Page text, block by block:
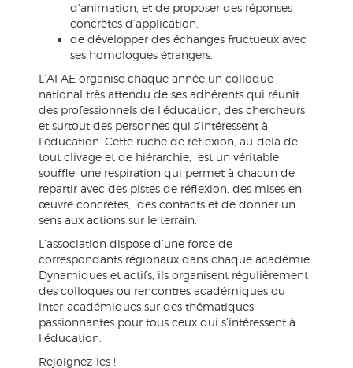
d’animation, et de proposer des réponses
concrètes d’application,
de développer des échanges fructueux avec
ses homologues étrangers.
L’AFAE organise chaque année un colloque
national très attendu de ses adhérents qui réunit
des professionnels de l’éducation, des chercheurs
et surtout des personnes qui s’intéressent à
l’éducation. Cette ruche de réflexion, au-delà de
tout clivage et de hiérarchie, est un véritable
souffle, une respiration qui permet à chacun de
repartir avec des pistes de réflexion, des mises en
œuvre concrètes, des contacts et de donner un
sens aux actions sur le terrain.
L’association dispose d’une force de
correspondants régionaux dans chaque académie.
Dynamiques et actifs, ils organisent régulièrement
des colloques ou rencontres académiques ou
inter-académiques sur des thématiques
passionnantes pour tous ceux qui s’intéressent à
l’éducation.
Rejoignez-les !